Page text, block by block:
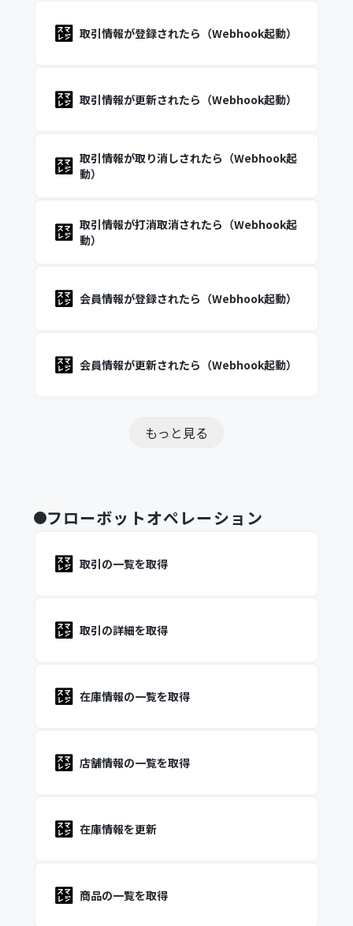
取引情報が登録されたら（Webhook起動）
取引情報が更新されたら（Webhook起動）
取引情報が取り消しされたら（Webhook起
動）
取引情報が打消取消されたら（Webhook起
動）
会員情報が登録されたら（Webhook起動）
会員情報が更新されたら（Webhook起動）
もっと見る
フローボットオペレーション
取引の一覧を取得
取引の詳細を取得
在庫情報の一覧を取得
店舗情報の一覧を取得
在庫情報を更新
商品の一覧を取得